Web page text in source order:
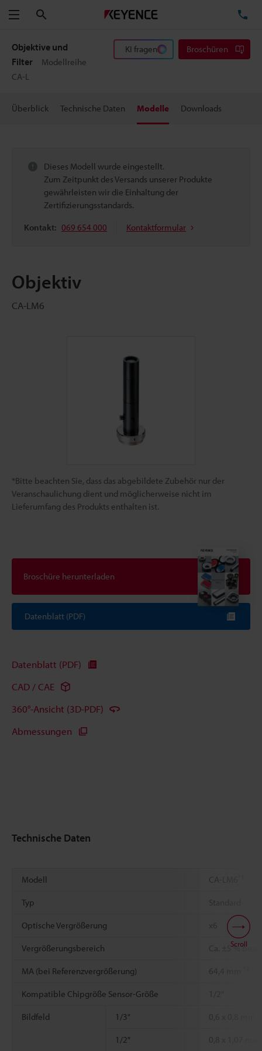
Menü
Objektive und
Filter
Modellreihe
CA-L
KI fragen Broschüren
Überblick Technische Daten Modelle Downloads
Dieses Modell wurde eingestellt.
Zum Zeitpunkt des Versands unserer Produkte
gewährleisten wir die Einhaltung der
Zertifizierungsstandards.
Kontakt: 069 654 000 Kontaktformular
Objektiv
CA-LM6
*Bitte beachten Sie, dass das abgebildete Zubehör nur der
Veranschaulichung dient und möglicherweise nicht im
Lieferumfang des Produkts enthalten ist.
Broschüre herunterladen
Datenblatt (PDF)
Datenblatt (PDF)
CAD / CAE
360°-Ansicht (3D-PDF)
Abmessungen
Technische Daten
Modell CA-LM6
Typ Standard
Optische Vergrößerung x6
Vergrößerungsbereich Ca. ±5 %
MA (bei Referenzvergrößerung) 64,4 mm
Kompatible Chipgröße Sensor-Größe
Bildfeld 1/3" 0,6 x 0,8 mm
1/2" 0,8 x 1,07 mm
Scroll